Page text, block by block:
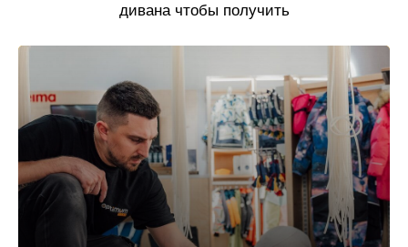
дивана чтобы получить